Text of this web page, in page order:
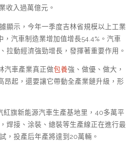
收入過萬億元。
顯示，今年一季度吉林省規模以上工業
，汽車制造業增加值增長54.4%。汽車
拉動經濟強勁增長，發揮著重要作用。
汽車產業真正做包養強、做優、做大，
昂起，還要讓它帶動全產業鏈升級，形
紅旗新能源汽車生產基地里，40多萬平
焊接、涂裝、總裝等生產線正在進行最
，投產后年產將達到20萬輛。